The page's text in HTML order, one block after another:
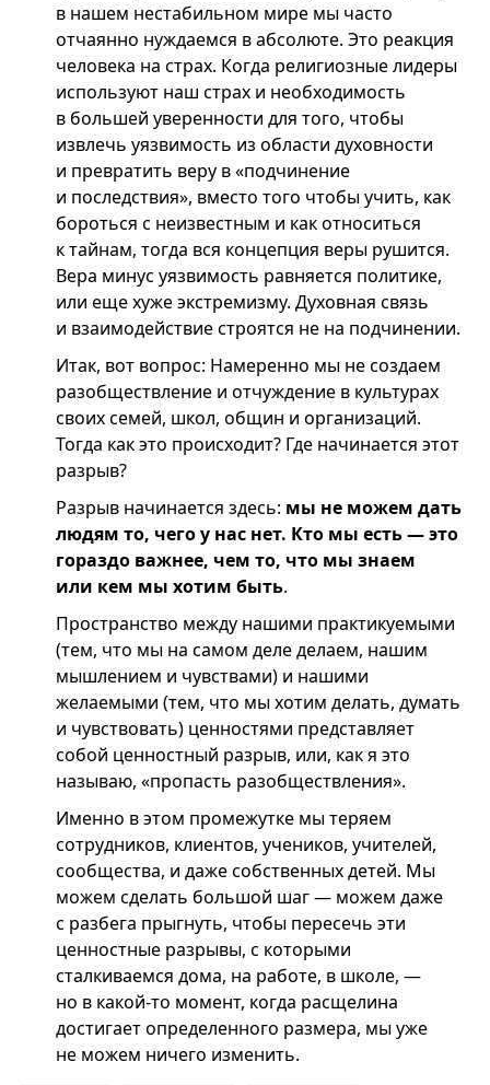
в нашем нестабильном мире мы часто
отчаянно нуждаемся в абсолюте. Это реакция
человека на страх. Когда религиозные лидеры
используют наш страх и необходимость
в большей уверенности для того, чтобы
извлечь уязвимость из области духовности
и превратить веру в «подчинение
и последствия», вместо того чтобы учить, как
бороться с неизвестным и как относиться
к тайнам, тогда вся концепция веры рушится.
Вера минус уязвимость равняется политике,
или еще хуже экстремизму. Духовная связь
и взаимодействие строятся не на подчинении.
Итак, вот вопрос: Намеренно мы не создаем
разобществление и отчуждение в культурах
своих семей, школ, общин и организаций.
Тогда как это происходит? Где начинается этот
разрыв?
Разрыв начинается здесь: мы не можем дать
людям то, чего у нас нет. Кто мы есть — это
гораздо важнее, чем то, что мы знаем
или кем мы хотим быть.
Пространство между нашими практикуемыми
(тем, что мы на самом деле делаем, нашим
мышлением и чувствами) и нашими
желаемыми (тем, что мы хотим делать, думать
и чувствовать) ценностями представляет
собой ценностный разрыв, или, как я это
называю, «пропасть разобществления».
Именно в этом промежутке мы теряем
сотрудников, клиентов, учеников, учителей,
сообщества, и даже собственных детей. Мы
можем сделать большой шаг — можем даже
с разбега прыгнуть, чтобы пересечь эти
ценностные разрывы, с которыми
сталкиваемся дома, на работе, в школе, —
но в какой-то момент, когда расщелина
достигает определенного размера, мы уже
не можем ничего изменить.